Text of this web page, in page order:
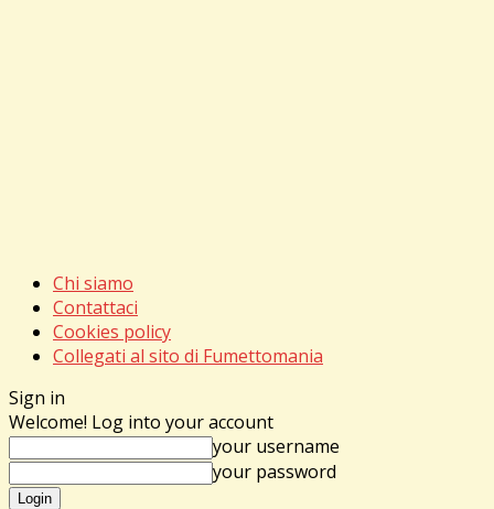
Chi siamo
Contattaci
Cookies policy
Collegati al sito di Fumettomania
Sign in
Welcome! Log into your account
your username
your password